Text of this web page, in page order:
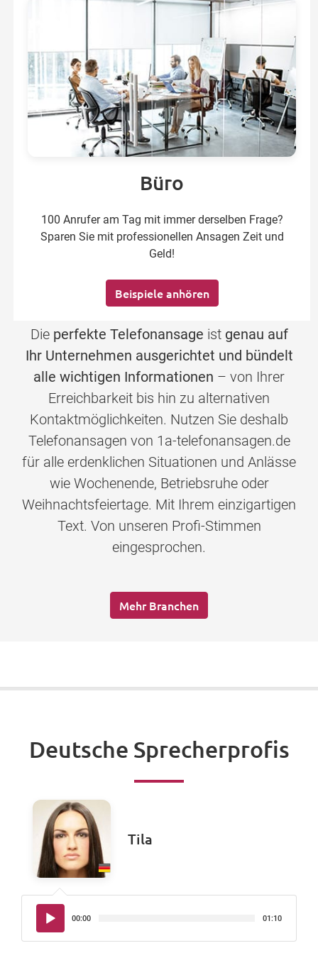
Büro
100 Anrufer am Tag mit immer derselben Frage?
Sparen Sie mit professionellen Ansagen Zeit und
Geld!
Beispiele anhören
Die perfekte Telefonansage ist genau auf
Ihr Unternehmen ausgerichtet und bündelt
alle wichtigen Informationen – von Ihrer
Erreichbarkeit bis hin zu alternativen
Kontaktmöglichkeiten. Nutzen Sie deshalb
Telefonansagen von 1a-telefonansagen.de
für alle erdenklichen Situationen und Anlässe
wie Wochenende, Betriebsruhe oder
Weihnachtsfeiertage. Mit Ihrem einzigartigen
Text. Von unseren Profi-Stimmen
eingesprochen.
Mehr Branchen
Deutsche Sprecherprofis
Tila
Audio-
Player
00:00 01:10